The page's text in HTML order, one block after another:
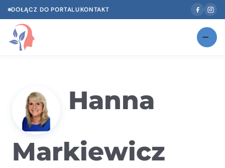
DOŁĄCZ DO PORTALUKONTAKT
Według specjalizacji
Psycholog w Twoim języku
Diagnozy psychologiczne
Hanna
Markiewicz